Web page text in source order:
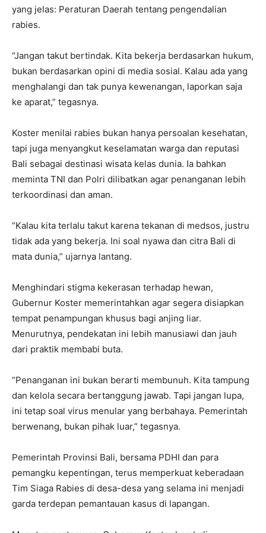
yang jelas: Peraturan Daerah tentang pengendalian
rabies.
“Jangan takut bertindak. Kita bekerja berdasarkan hukum,
bukan berdasarkan opini di media sosial. Kalau ada yang
menghalangi dan tak punya kewenangan, laporkan saja
ke aparat,” tegasnya.
Koster menilai rabies bukan hanya persoalan kesehatan,
tapi juga menyangkut keselamatan warga dan reputasi
Bali sebagai destinasi wisata kelas dunia. Ia bahkan
meminta TNI dan Polri dilibatkan agar penanganan lebih
terkoordinasi dan aman.
“Kalau kita terlalu takut karena tekanan di medsos, justru
tidak ada yang bekerja. Ini soal nyawa dan citra Bali di
mata dunia,” ujarnya lantang.
Menghindari stigma kekerasan terhadap hewan,
Gubernur Koster memerintahkan agar segera disiapkan
tempat penampungan khusus bagi anjing liar.
Menurutnya, pendekatan ini lebih manusiawi dan jauh
dari praktik membabi buta.
“Penanganan ini bukan berarti membunuh. Kita tampung
dan kelola secara bertanggung jawab. Tapi jangan lupa,
ini tetap soal virus menular yang berbahaya. Pemerintah
berwenang, bukan pihak luar,” tegasnya.
Pemerintah Provinsi Bali, bersama PDHI dan para
pemangku kepentingan, terus memperkuat keberadaan
Tim Siaga Rabies di desa-desa yang selama ini menjadi
garda terdepan pemantauan kasus di lapangan.